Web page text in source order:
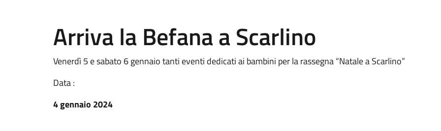
Arriva la Befana a Scarlino
Venerdì 5 e sabato 6 gennaio tanti eventi dedicati ai bambini per la rassegna “Natale a Scarlino”
Data :
4 gennaio 2024